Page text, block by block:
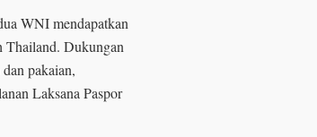
WNI mendapatkan
Thailand. Dukungan
pakaian,
Laksana Paspor